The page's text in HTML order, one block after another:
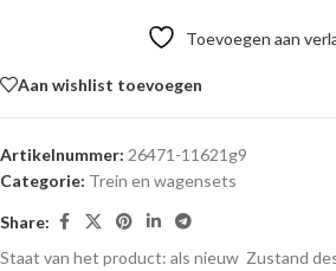
Toevoegen aan
Aan wishlist toevoegen
Artikelnummer: 26471-11621g9
Categorie: Trein en wagensets
Share:
Staat van het product: als nieuw Zustand